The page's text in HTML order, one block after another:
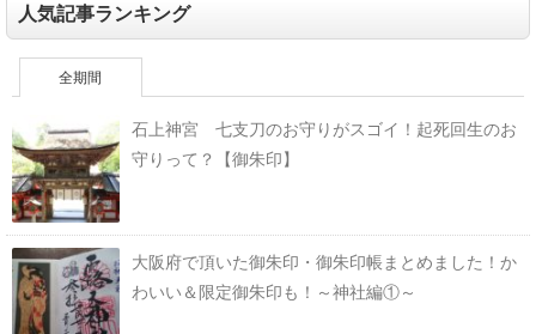
人気記事ランキング
全期間
石上神宮 七支刀のお守りがスゴイ！起死回生のお
守りって？【御朱印】
大阪府で頂いた御朱印・御朱印帳まとめました！か
わいい＆限定御朱印も！～神社編①～